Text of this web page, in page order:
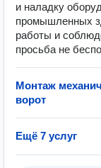
и наладку
промышленных
pаботы и
пpосьба не
Монтаж
ворот
Ещё 7 услуг